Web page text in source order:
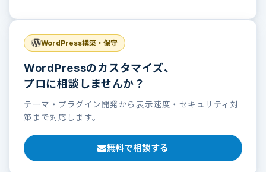
WordPress構築・保守
WordPressのカスタマイズ、
プロに相談しませんか？
テーマ・プラグイン開発から表示速度・セキュリティ対
策まで対応します。
無料で相談する